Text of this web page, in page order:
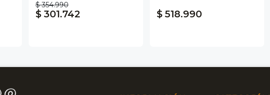
$ 354.990
$ 301.742 $ 518.990